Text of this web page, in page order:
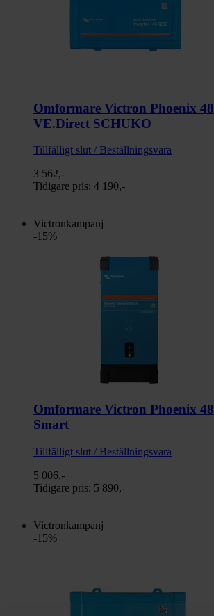
Omformare Victron Phoenix
VE.Direct SCHUKO
Tillfälligt slut / Beställningsvara
3 562,-
Tidigare pris: 4 190,-
Victronkampanj
-15%
Omformare Victron Phoenix
Smart
Tillfälligt slut / Beställningsvara
5 006,-
Tidigare pris: 5 890,-
Victronkampanj
-15%